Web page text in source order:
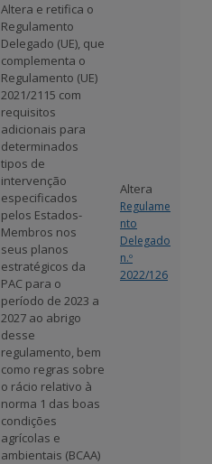
Altera e retifica o
Regulamento
Delegado (UE), que
complementa o
Regulamento (UE)
2021/2115 com
requisitos
adicionais para
determinados
tipos de
intervenção
especificados
pelos Estados-
Membros nos
seus planos
estratégicos da
PAC para o
período de 2023 a
2027 ao abrigo
desse
regulamento, bem
como regras sobre
o rácio relativo à
norma 1 das boas
condições
agrícolas e
ambientais (BCAA)
Altera
Regulame
nto
Delegado
n.º
2022/126